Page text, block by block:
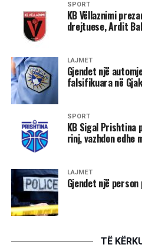
SPORT
KB Vëllaznimi
drejtuese, Ardit
LAJMET
Gjendet një
falsifikuara në
SPORT
KB Sigal
rinj, vazhdon edhe
LAJMET
Gjendet një
TË